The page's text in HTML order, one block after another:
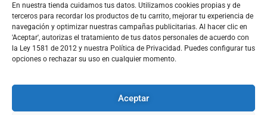
En nuestra tienda cuidamos tus datos. Utilizamos cookies propias y de
terceros para recordar los productos de tu carrito, mejorar tu experiencia de
navegación y optimizar nuestras campañas publicitarias. Al hacer clic en
'Aceptar', autorizas el tratamiento de tus datos personales de acuerdo con
la Ley 1581 de 2012 y nuestra Política de Privacidad. Puedes configurar tus
opciones o rechazar su uso en cualquier momento.
Aceptar
Autorización de contacto, marketing y
comunicaciones comerciales
Política de cookies
Términos Legales y Soporte
Política de PQRS y atención al cliente